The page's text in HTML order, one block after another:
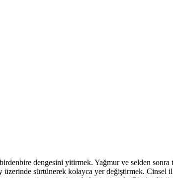
dengesini yitirmek. Yağmur ve selden sonra
sürtünerek kolayca yer değiştirmek. Cinsel